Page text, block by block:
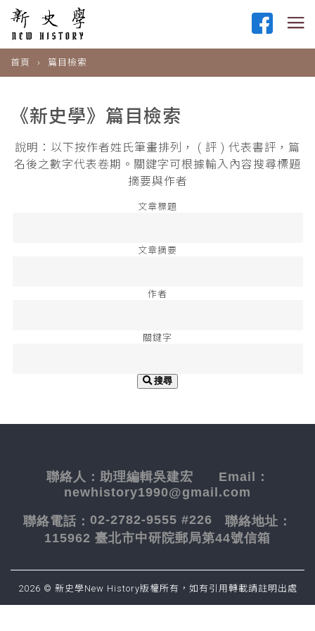
首頁 篇目檢索
《新史學》篇目檢索
說明：以下按作者姓氏筆畫排列， ( 評 ) 代表書評，篇
名後之數字代表卷期。關鍵字可根據輸入內容搜尋標題
摘要與作者
文章標題
文章摘要
作者
關鍵字
搜尋
聯絡人： 助理編輯吳建宏 Email：
newhistory1990@gmail.com
聯絡電話： 02-2782-9555 #226 聯絡地址：
115962 臺北市中研院郵局第44號信箱
2026 © 新史學New History版權所有，如有引用轉載請註明出處